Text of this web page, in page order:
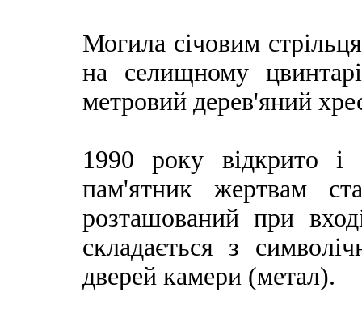
Могила січовим
на селищному
метровий дерев'яний
1990 року відкрито і
пам'ятник жертвам
розташований при
складається з
дверей камери (метал).